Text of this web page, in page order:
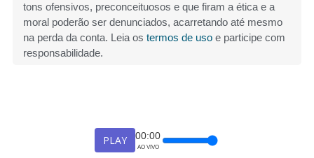
tons ofensivos, preconceituosos e que firam a ética e a
moral poderão ser denunciados, acarretando até mesmo
na perda da conta. Leia os termos de uso e participe com
responsabilidade.
PLAY 00:00
AO VIVO